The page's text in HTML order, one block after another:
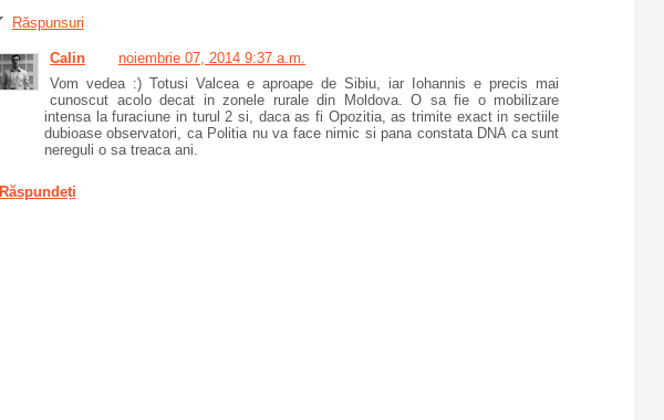
Răspunsuri
Calin
noiembrie 07, 2014 9:37 a.m.
Vom vedea :) Totusi Valcea e aproape de Sibiu, iar Iohannis e precis mai
cunoscut acolo decat in zonele rurale din Moldova. O sa fie o mobilizare
intensa la furaciune in turul 2 si, daca as fi Opozitia, as trimite exact in sectiile
dubioase observatori, ca Politia nu va face nimic si pana constata DNA ca sunt
nereguli o sa treaca ani.
Răspundeți